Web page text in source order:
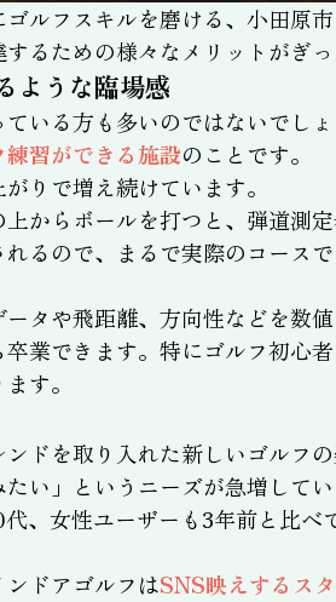
ルフスキルを磨ける、小田原
るための様々なメリットがぎ
ような臨場感
いる方も多いのではないでし
習ができる施設のことです。
りで増え続けています。
からボールを打つと、弾道測
るので、まるで実際のコース
タや飛距離、方向性などを数
業できます。特にゴルフ初心
す。
ドを取り入れた新しいゴルフ
い」というニーズが急増して
、女性ユーザーも3年前と比べ
ドアゴルフはSNS映えするス